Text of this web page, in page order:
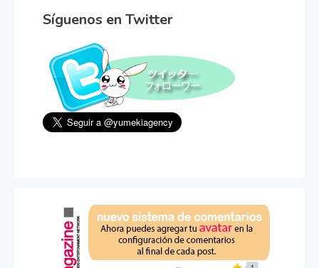
Síguenos en Twitter